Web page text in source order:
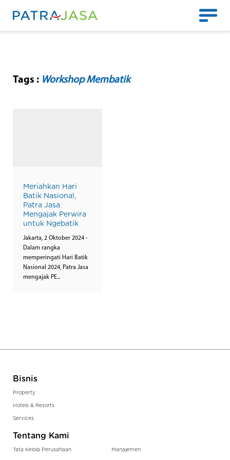
Tags : Workshop Membatik
Meriahkan Hari
Batik Nasional,
Patra Jasa
Mengajak Perwira
untuk Ngebatik
Jakarta, 2 Oktober 2024 -
Dalam rangka
memperingati Hari Batik
Nasional 2024, Patra Jasa
mengajak PE...
Bisnis
Property
Hotels & Resorts
Services
Tentang Kami
Tata Kelola Perusahaan Manajemen